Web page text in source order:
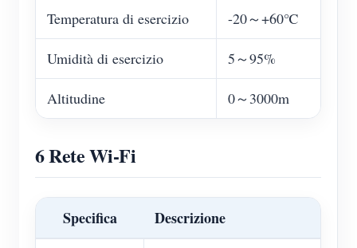
Temperatura di esercizio -20～+60℃
Umidità di esercizio 5～95%
Altitudine 0～3000m
6 Rete Wi-Fi
Specifica Descrizione